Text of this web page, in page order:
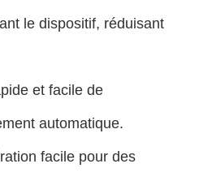
le dispositif, réduisant
et facile de
automatique.
facile pour des